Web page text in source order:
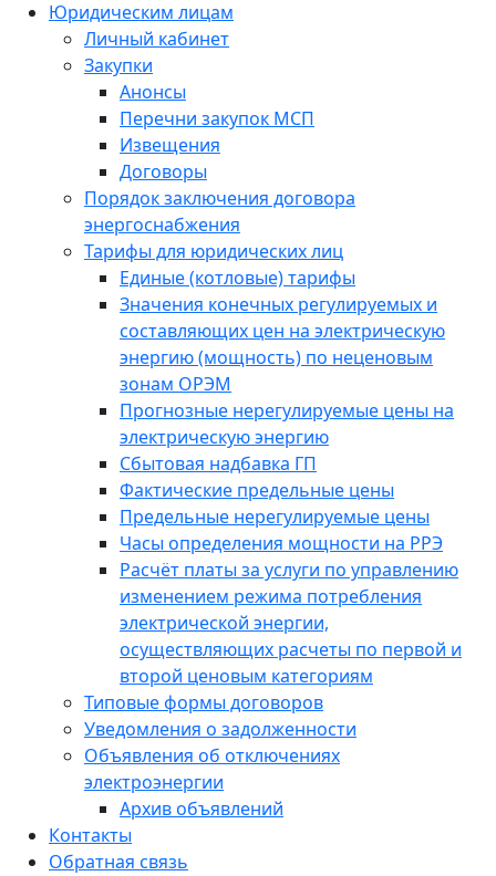
Юридическим лицам
Личный кабинет
Закупки
Анонсы
Перечни закупок МСП
Извещения
Договоры
Порядок заключения договора
энергоснабжения
Тарифы для юридических лиц
Единые (котловые) тарифы
Значения конечных регулируемых и
составляющих цен на электрическую
энергию (мощность) по неценовым
зонам ОРЭМ
Прогнозные нерегулируемые цены на
электрическую энергию
Сбытовая надбавка ГП
Фактические предельные цены
Предельные нерегулируемые цены
Часы определения мощности на РРЭ
Расчёт платы за услуги по управлению
изменением режима потребления
электрической энергии,
осуществляющих расчеты по первой и
второй ценовым категориям
Типовые формы договоров
Уведомления о задолженности
Объявления об отключениях
электроэнергии
Архив объявлений
Контакты
Обратная связь